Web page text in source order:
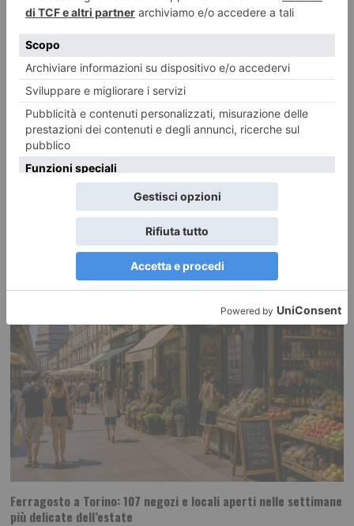
Emergenza idrica, Piemonte e Liguria puntano sugli invasi
necessità di programmare nuove infrastrutture per garantire
Ferragosto a Torino: 107 negozi e locali aperti nelle settimane
più delicate dell’estate